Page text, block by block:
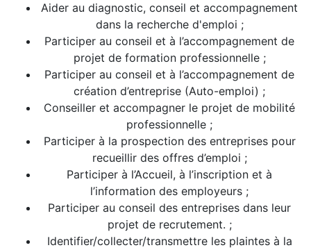
Aider au diagnostic, conseil et accompagnement
dans la recherche d'emploi ;
Participer au conseil et à l’accompagnement de
projet de formation professionnelle ;
Participer au conseil et à l’accompagnement de
création d’entreprise (Auto-emploi) ;
Conseiller et accompagner le projet de mobilité
professionnelle ;
Participer à la prospection des entreprises pour
recueillir des offres d’emploi ;
Participer à l’Accueil, à l’inscription et à
l’information des employeurs ;
Participer au conseil des entreprises dans leur
projet de recrutement. ;
Identifier/collecter/transmettre les plaintes à la